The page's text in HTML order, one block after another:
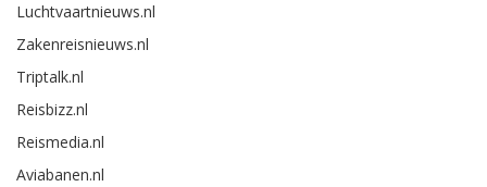
Luchtvaartnieuws.nl
Zakenreisnieuws.nl
Triptalk.nl
Reisbizz.nl
Reismedia.nl
Aviabanen.nl